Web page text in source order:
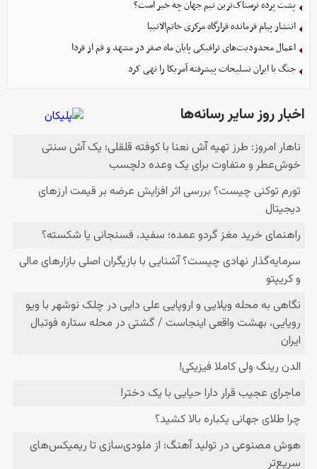
پشت پرده ترسناک‌ترین تیم جهان چه خبر است؟
انتشار پیام فرمانده قرارگاه مرکزی خاتم‌الانبیا
اعمال محدودیت‌های ترافیکی پایان ماه صفر در مشهد و قم از فردا
جنگ با ایران تسلیحات پیشرفته آمریکا را تهی کرد